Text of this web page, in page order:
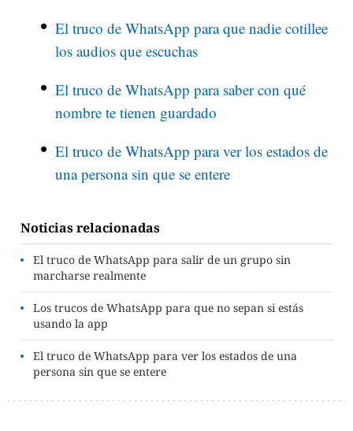
El truco de WhatsApp para que nadie cotillee
los audios que escuchas
El truco de WhatsApp para saber con qué
nombre te tienen guardado
El truco de WhatsApp para ver los estados de
una persona sin que se entere
Noticias relacionadas
El truco de WhatsApp para salir de un grupo sin
marcharse realmente
Los trucos de WhatsApp para que no sepan si estás
usando la app
El truco de WhatsApp para ver los estados de una
persona sin que se entere